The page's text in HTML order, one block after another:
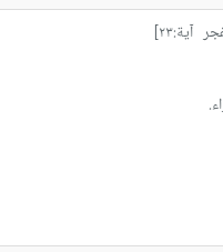
آية:٢٣]